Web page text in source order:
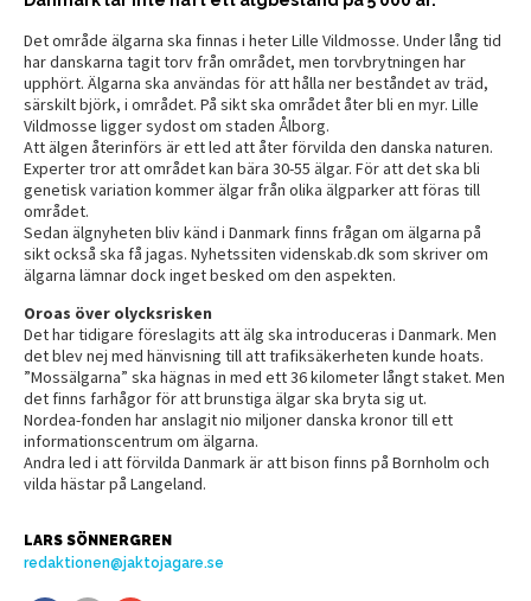
Det område älgarna ska finnas i heter Lille Vildmosse. Under lång tid
har danskarna tagit torv från området, men torvbrytningen har
upphört. Älgarna ska användas för att hålla ner beståndet av träd,
särskilt björk, i området. På sikt ska området åter bli en myr. Lille
Vildmosse ligger sydost om staden Ålborg.
Att älgen återinförs är ett led att åter förvilda den danska naturen.
Experter tror att området kan bära 30-55 älgar. För att det ska bli
genetisk variation kommer älgar från olika älgparker att föras till
området.
Sedan älgnyheten bliv känd i Danmark finns frågan om älgarna på
sikt också ska få jagas. Nyhetssiten videnskab.dk som skriver om
älgarna lämnar dock inget besked om den aspekten.
Oroas över olycksrisken
Det har tidigare föreslagits att älg ska introduceras i Danmark. Men
det blev nej med hänvisning till att trafiksäkerheten kunde hoats.
”Mossälgarna” ska hägnas in med ett 36 kilometer långt staket. Men
det finns farhågor för att brunstiga älgar ska bryta sig ut.
Nordea-fonden har anslagit nio miljoner danska kronor till ett
informationscentrum om älgarna.
Andra led i att förvilda Danmark är att bison finns på Bornholm och
vilda hästar på Langeland.
LARS SÖNNERGREN
redaktionen@jaktojagare.se